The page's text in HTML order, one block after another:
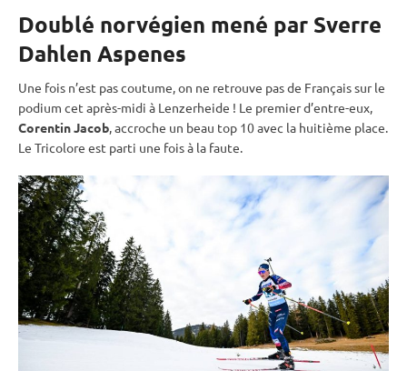
Doublé norvégien mené par Sverre
Dahlen Aspenes
Une fois n’est pas coutume, on ne retrouve pas de Français sur le
podium cet après-midi à Lenzerheide ! Le premier d’entre-eux,
Corentin Jacob, accroche un beau top 10 avec la huitième place.
Le Tricolore est parti une fois à la faute.